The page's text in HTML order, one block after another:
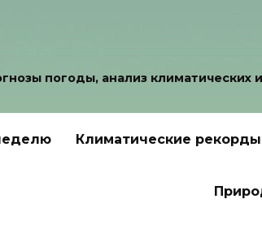
погоды, анализ климатических
Климатические рекорды